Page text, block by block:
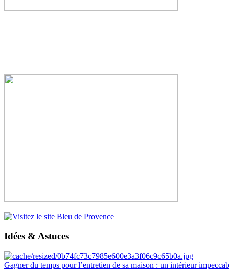
Idées & Astuces
Gagner du temps pour l’entretien de sa maison : un intérieur